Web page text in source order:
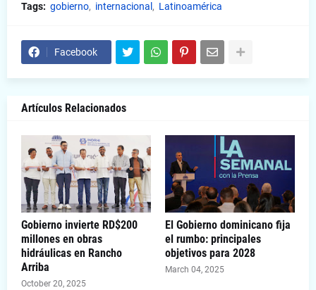
Tags: gobierno internacional Latinoamérica
Facebook
Artículos Relacionados
Gobierno invierte RD$200
millones en obras
hidráulicas en Rancho
Arriba
October 20, 2025
El Gobierno dominicano fija
el rumbo: principales
objetivos para 2028
March 04, 2025